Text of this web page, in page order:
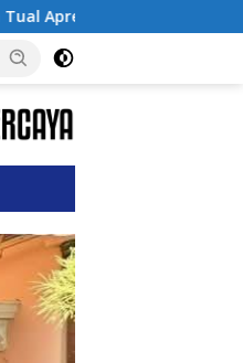
ICMI VIII 2026, Dorong